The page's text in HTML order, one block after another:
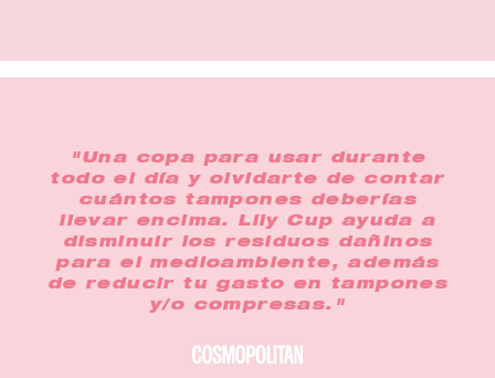
"Una copa para usar durante
todo el día y olvidarte de contar
cuántos tampones deberías
llevar encima. Lily Cup ayuda a
disminuir los residuos dañinos
para el medioambiente, además
de reducir tu gasto en tampones
y/o compresas."